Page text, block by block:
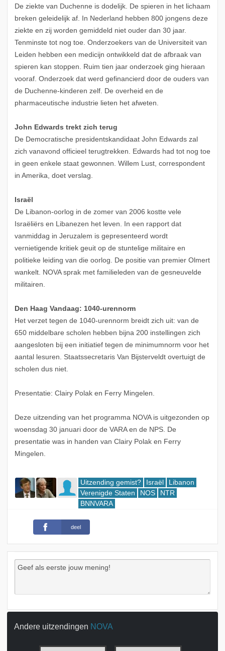
De ziekte van Duchenne is dodelijk. De spieren in het lichaam
breken geleidelijk af. In Nederland hebben 800 jongens deze
ziekte en zij worden gemiddeld niet ouder dan 30 jaar.
Tenminste tot nog toe. Onderzoekers van de Universiteit van
Leiden hebben een medicijn ontwikkeld dat de afbraak van
spieren kan stoppen. Ruim tien jaar onderzoek ging hieraan
vooraf. Onderzoek dat werd gefinancierd door de ouders van
de Duchenne-kinderen zelf. De overheid en de
pharmaceutische industrie lieten het afweten.
John Edwards trekt zich terug
De Democratische presidentskandidaat John Edwards zal
zich vanavond officieel terugtrekken. Edwards had tot nog toe
in geen enkele staat gewonnen. Willem Lust, correspondent
in Amerika, doet verslag.
Israël
De Libanon-oorlog in de zomer van 2006 kostte vele
Israëliërs en Libanezen het leven. In een rapport dat
vanmiddag in Jeruzalem is gepresenteerd wordt
vernietigende kritiek geuit op de stuntelige militaire en
politieke leiding van die oorlog. De positie van premier Olmert
wankelt. NOVA sprak met familieleden van de gesneuvelde
militairen.
Den Haag Vandaag: 1040-urennorm
Het verzet tegen de 1040-urennorm breidt zich uit: van de
650 middelbare scholen hebben bijna 200 instellingen zich
aangesloten bij een initiatief tegen de minimumnorm voor het
aantal lesuren. Staatssecretaris Van Bijsterveldt overtuigt de
scholen dus niet.
Presentatie: Clairy Polak en Ferry Mingelen.
Deze uitzending van het programma NOVA is uitgezonden op
woensdag 30 januari door de VARA en de NPS. De
presentatie was in handen van Clairy Polak en Ferry
Mingelen.
Uitzending gemist? Israël
Libanon
Verenigde Staten
NOS
NTR
BNNVARA
deel
Andere uitzendingen NOVA